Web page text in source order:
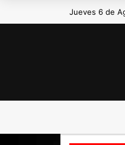
Jueves 6 de